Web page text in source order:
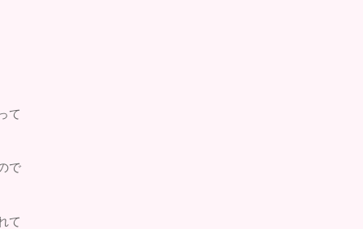
て
で
て